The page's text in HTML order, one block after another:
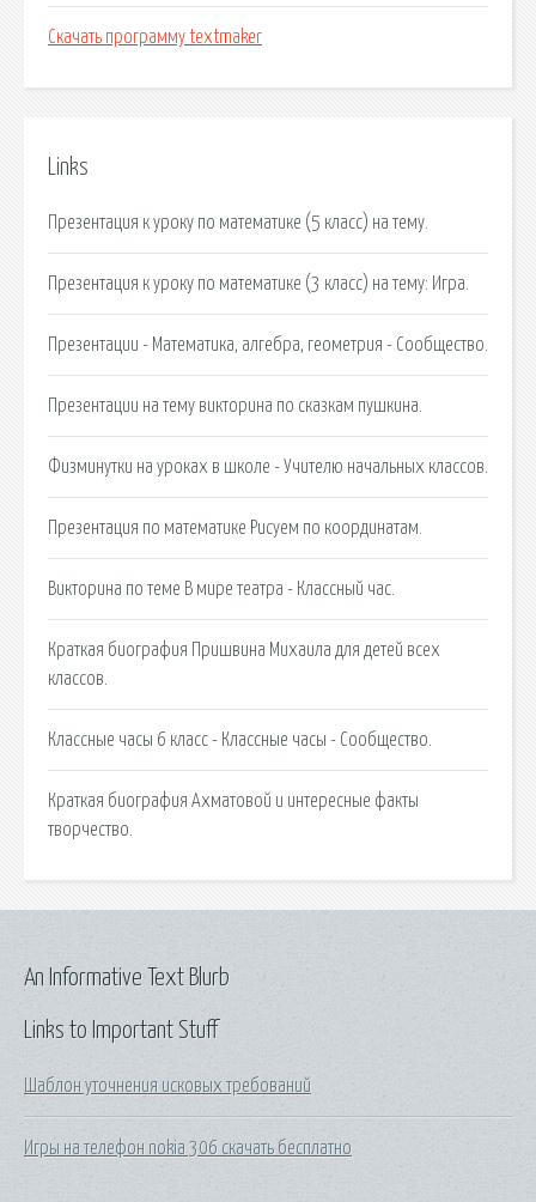
Скачать программу textmaker
Links
Презентация к уроку по математике (5 класс) на тему.
Презентация к уроку по математике (3 класс) на тему: Игра.
Презентации - Математика, алгебра, геометрия - Сообщество.
Презентации на тему викторина по сказкам пушкина.
Физминутки на уроках в школе - Учителю начальных классов.
Презентация по математике Рисуем по координатам.
Викторина по теме В мире театра - Классный час.
Краткая биография Пришвина Михаила для детей всех
классов.
Классные часы 6 класс - Классные часы - Сообщество.
Краткая биография Ахматовой и интересные факты
творчество.
Links to Important Stuff
Шаблон уточнения исковых требований
Игры на телефон nokia 306 скачать бесплатно
An Informative Text Blurb